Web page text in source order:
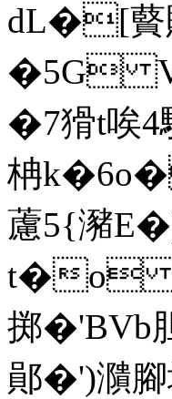
dL�[藖
�5G
�7猾t唉4
柟
藘5{瀦
t�o
掷
鄖�')濻